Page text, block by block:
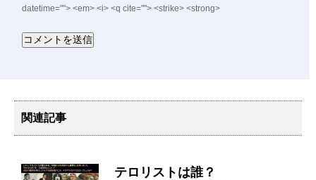
datetime=""> <em> <i> <q cite=""> <strike> <strong>
関連記事
テロリストは誰？